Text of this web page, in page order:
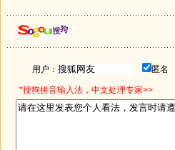
用户： 匿名
*搜狗拼音输入法，中文处理专家>>